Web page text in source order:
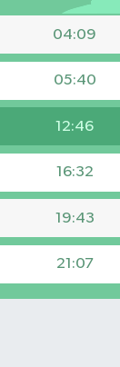
04:09
05:40
12:46
16:32
19:43
21:07